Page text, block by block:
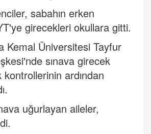
sabahın erken
girecekleri okullara gitti.
Kemal Üniversitesi Tayfur
sınava girecek
ardından
uğurlayan aileler,